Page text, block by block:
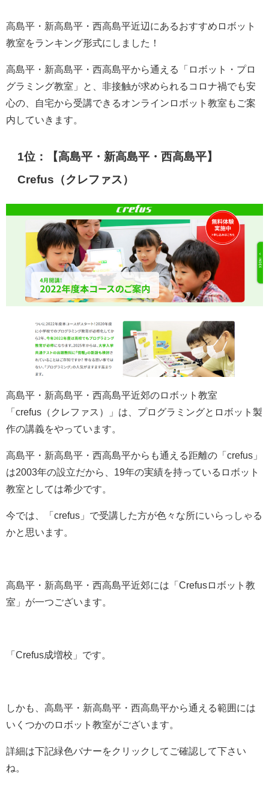
高島平・新高島平・西高島平近辺にあるおすすめロボット
教室をランキング形式にしました！
高島平・新高島平・西高島平から通える「ロボット・プロ
グラミング教室」と、非接触が求められるコロナ禍でも安
心の、自宅から受講できるオンラインロボット教室もご案
内していきます。
1位：【高島平・新高島平・西高島平】
Crefus（クレファス）
高島平・新高島平・西高島平近郊のロボット教室
「crefus（クレファス）」は、プログラミングとロボット製
作の講義をやっています。
高島平・新高島平・西高島平からも通える距離の「crefus」
は2003年の設立だから、19年の実績を持っているロボット
教室としては希少です。
今では、「crefus」で受講した方が色々な所にいらっしゃる
かと思います。
高島平・新高島平・西高島平近郊には「Crefusロボット教
室」が一つございます。
「Crefus成増校」です。
しかも、高島平・新高島平・西高島平から通える範囲には
いくつかのロボット教室がございます。
詳細は下記緑色バナーをクリックしてご確認して下さい
ね。